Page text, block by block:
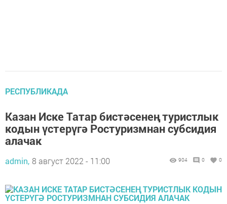
РЕСПУБЛИКАДА
Казан Иске Татар бистәсенең туристлык
кодын үстерүгә Ростуризмнан субсидия
алачак
admin, 8 август 2022 - 11:00 904 0 0